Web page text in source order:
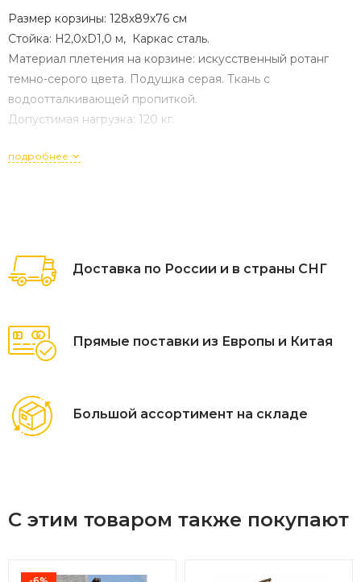
Размер корзины: 128х89х76 см
Стойка: H2,0xD1,0 м, Каркас сталь.
Материал плетения на корзине: искусственный ротанг
темно-серого цвета. Подушка серая. Ткань с
водоотталкивающей пропиткой.
Допустимая нагрузка: 120 кг.
подробнее
Доставка по России и в страны СНГ
Прямые поставки из Европы и Китая
Большой ассортимент на складе
С этим товаром также покупают